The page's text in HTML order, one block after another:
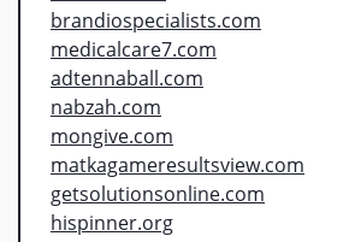
brandiospecialists.com
medicalcare7.com
adtennaball.com
nabzah.com
mongive.com
matkagameresultsview.com
getsolutionsonline.com
hispinner.org